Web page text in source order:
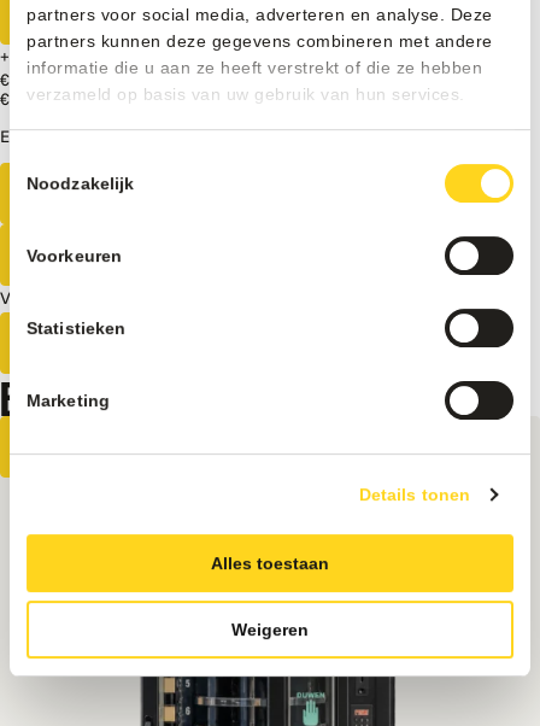
partners voor social media, adverteren en analyse. Deze
partners kunnen deze gegevens combineren met andere
informatie die u aan ze heeft verstrekt of die ze hebben
verzameld op basis van uw gebruik van hun services.
Toestemmingsselectie
Noodzakelijk
Voorkeuren
Statistieken
Marketing
Details tonen
Alles toestaan
Weigeren
Meer informatie
+
€ 450
€ 5750 Excl. BTW
Elders goedkoper?
Direct bestellen
Ontvang een vrijblijvende offerte
Vrijblijvend advies van onze experts?
Neem contact op
BEKIJK OOK ONZE ANDERE PRODUCTEN